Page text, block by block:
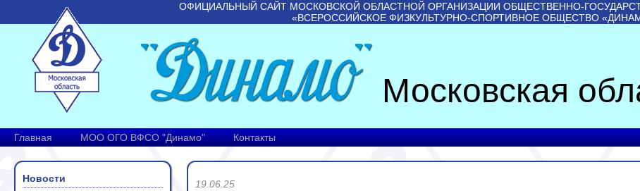
ОФИЦИАЛЬНЫЙ САЙТ МОСКОВСКОЙ ОБЛАСТНОЙ ОРГАНИЗАЦИИ ОБЩЕСТВЕННО-
«ВСЕРОССИЙСКОЕ ФИЗКУЛЬТУРНО-СПОРТИВНОЕ ОБЩЕСТВО
Московская
Главная МОО ОГО ВФСО "Динамо" Контакты
Новости
19.06.25